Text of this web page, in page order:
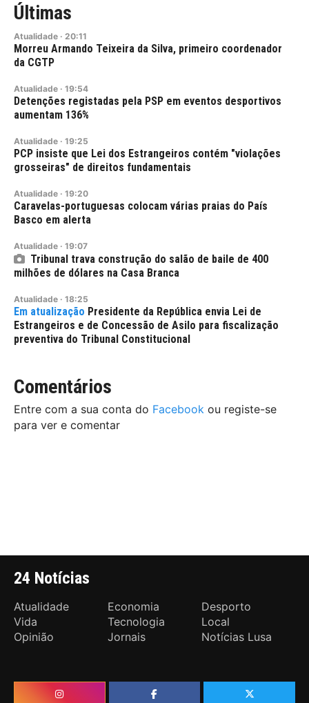
Últimas
Atualidade · 20:11
Morreu Armando Teixeira da Silva, primeiro coordenador
da CGTP
Atualidade · 19:54
Detenções registadas pela PSP em eventos desportivos
aumentam 136%
Atualidade · 19:25
PCP insiste que Lei dos Estrangeiros contém "violações
grosseiras" de direitos fundamentais
Atualidade · 19:20
Caravelas-portuguesas colocam várias praias do País
Basco em alerta
Atualidade · 19:07
Tribunal trava construção do salão de baile de 400
milhões de dólares na Casa Branca
Atualidade · 18:25
Presidente da República envia Lei de
Estrangeiros e de Concessão de Asilo para fiscalização
preventiva do Tribunal Constitucional
Comentários
Entre com a sua conta do Facebook ou registe-se
para ver e comentar
24 Notícias
Atualidade Economia
Desporto
Vida
Tecnologia
Local
Opinião
Jornais Notícias Lusa